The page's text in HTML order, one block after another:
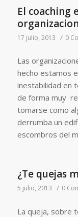
El coaching
17 julio, 2013 / 0
Las
hecho estamos
inestabilidad en
de forma muy
tomarse como
derrumba un
escombros del
¿Te quejas
5 julio, 2013 / 0
La queja, sobre